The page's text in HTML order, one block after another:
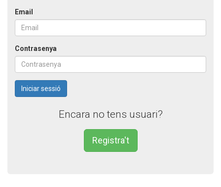
Email
Contrasenya
Encara no tens usuari?
Registra't